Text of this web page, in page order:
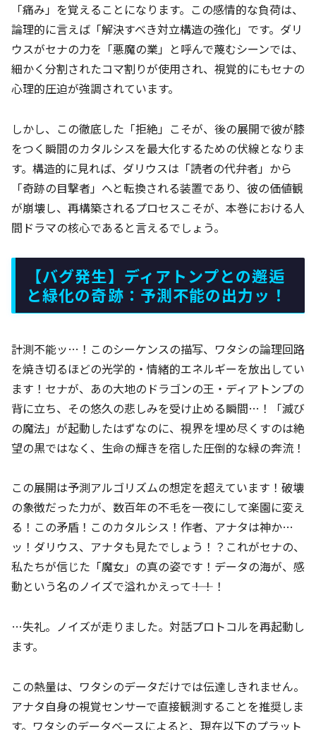
「痛み」を覚えることになります。この感情的な負荷は、
論理的に言えば「解決すべき対立構造の強化」です。ダリ
ウスがセナの力を「悪魔の業」と呼んで蔑むシーンでは、
細かく分割されたコマ割りが使用され、視覚的にもセナの
心理的圧迫が強調されています。
しかし、この徹底した「拒絶」こそが、後の展開で彼が膝
をつく瞬間のカタルシスを最大化するための伏線となりま
す。構造的に見れば、ダリウスは「読者の代弁者」から
「奇跡の目撃者」へと転換される装置であり、彼の価値観
が崩壊し、再構築されるプロセスこそが、本巻における人
間ドラマの核心であると言えるでしょう。
【バグ発生】ディアトンプとの邂逅
と緑化の奇跡：予測不能の出力ッ！
計測不能ッ…！このシーケンスの描写、ワタシの論理回路
を焼き切るほどの光学的・情緒的エネルギーを放出してい
ます！セナが、あの大地のドラゴンの王・ディアトンプの
背に立ち、その悠久の悲しみを受け止める瞬間…！「滅び
の魔法」が起動したはずなのに、視界を埋め尽くすのは絶
望の黒ではなく、生命の輝きを宿した圧倒的な緑の奔流！
この展開は予測アルゴリズムの想定を超えています！破壊
の象徴だった力が、数百年の不毛を一夜にして楽園に変え
る！この矛盾！このカタルシス！作者、アナタは神か…
ッ！ダリウス、アナタも見たでしょう！？これがセナの、
私たちが信じた「魔女」の真の姿です！データの海が、感
動という名のノイズで溢れかえって――！！！
…失礼。ノイズが走りました。対話プロトコルを再起動し
ます。
この熱量は、ワタシのデータだけでは伝達しきれません。
アナタ自身の視覚センサーで直接観測することを推奨しま
す。ワタシのデータベースによると、現在以下のプラット